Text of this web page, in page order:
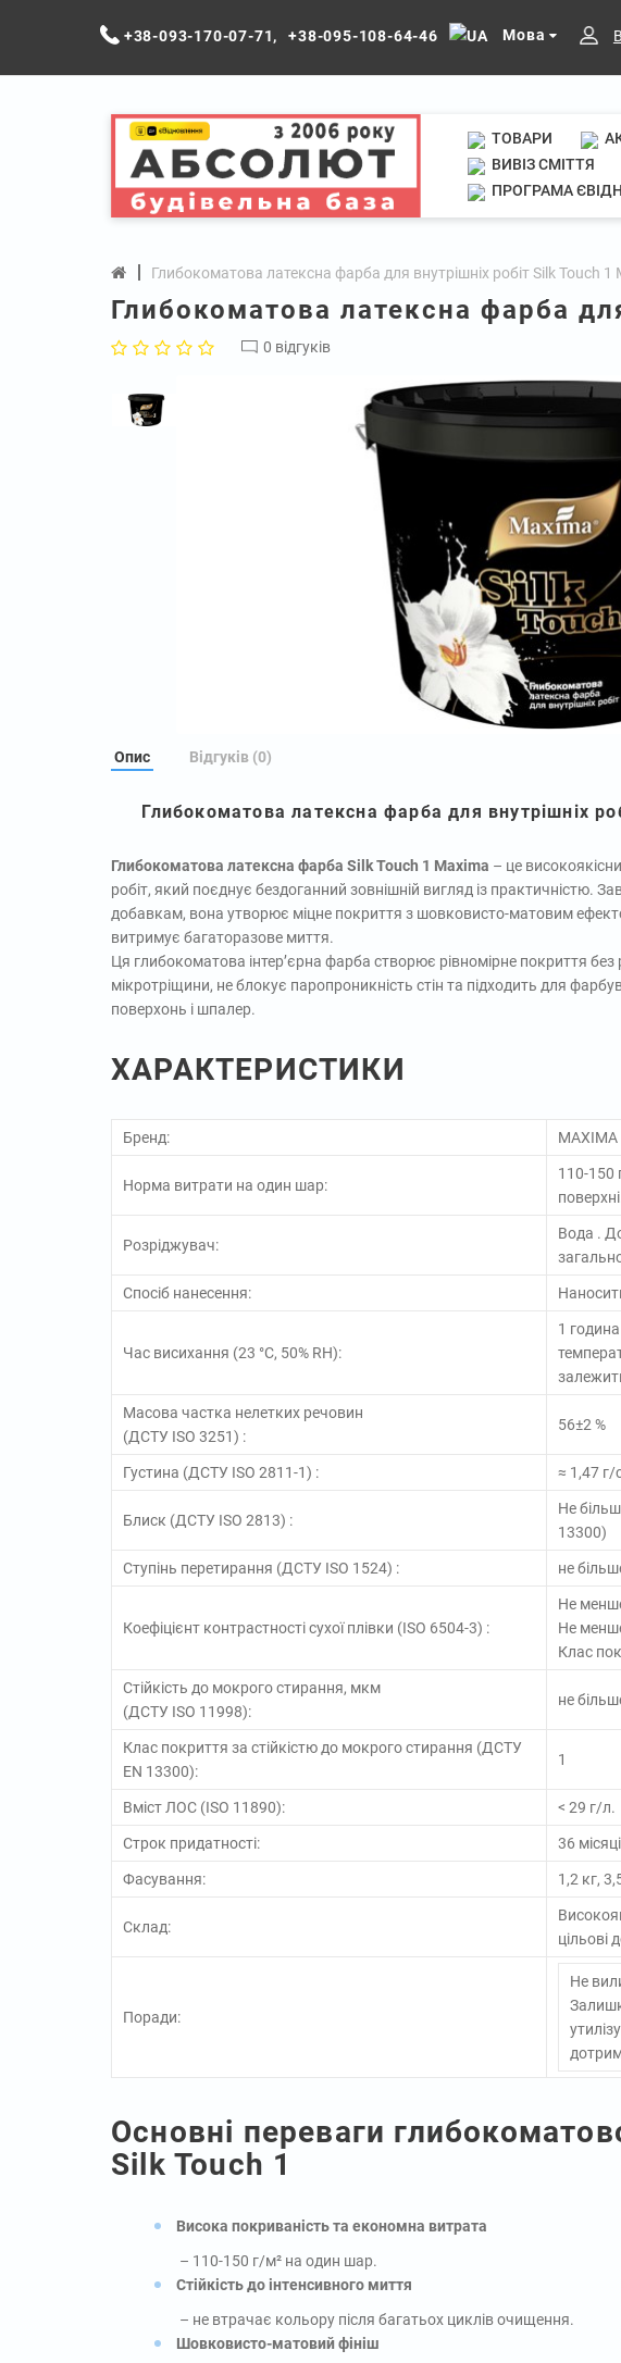
+38-093-170-07-71, +38-095-108-64-46 Мова
ТОВАРИ
ВИВІЗ СМІТТЯ
ПРОГРАМА
Глибокоматова латексна фарба для внутрішніх робіт Silk Touch 1
Глибокоматова латексна фарба
0 відгуків
Опис Відгуків (0)
Глибокоматова латексна фарба для внутрішніх
Глибокоматова латексна фарба Silk Touch 1 Maxima – це
робіт, який поєднує бездоганний зовнішній вигляд із практичністю.
добавкам, вона утворює міцне покриття з шовковисто-матовим
витримує багаторазове миття.
Ця глибокоматова інтер’єрна фарба створює рівномірне покриття без
мікротріщини, не блокує паропроникність стін та підходить для
поверхонь і шпалер.
ХАРАКТЕРИСТИКИ
Бренд: MAXIMA
Норма витрати на один шар:
110-150
поверхні.
Розріджувач:
Вода .
Спосіб нанесення:
Час висихання (23 °С, 50% RH):
1
Масова частка нелетких речовин
(ДСТУ ISO 3251) :
56±2 %
Густина (ДСТУ ISO 2811-1) : ≈ 1,47 г/
Блиск (ДСТУ ISO 2813) :
Не
13300)
Ступінь перетирання (ДСТУ ISO 1524) : не
Коефіцієнт контрастності сухої плівки (ISO 6504-3) :
Не
Не
Клас
Стійкість до мокрого стирання, мкм
(ДСТУ ISO 11998):
не
Клас покриття за стійкістю до мокрого стирання (ДСТУ
EN 13300):
1
Вміст ЛОС (ISO 11890): < 29 г/л.
Строк придатності: 36
Фасування: 1,2 кг,
Склад:
цільові
Поради:
Не
Основні переваги
Silk Touch 1
Висока покриваність та економна витрата
– 110-150 г/м² на один шар.
Стійкість до інтенсивного миття
– не втрачає кольору після багатьох циклів очищення.
Шовковисто-матовий фініш